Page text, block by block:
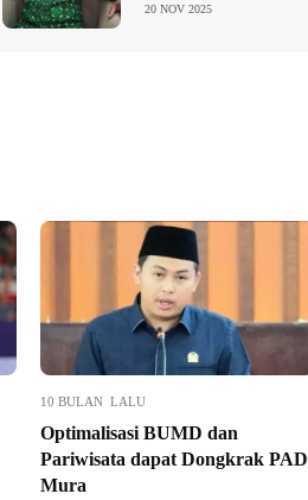
20 NOV 2025
10 BULAN LALU
Optimalisasi BUMD dan
Pariwisata dapat Dongkrak PAD
Mura